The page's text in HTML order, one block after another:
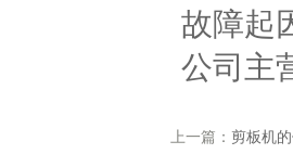
故障起
公司主
上一篇： 剪板机